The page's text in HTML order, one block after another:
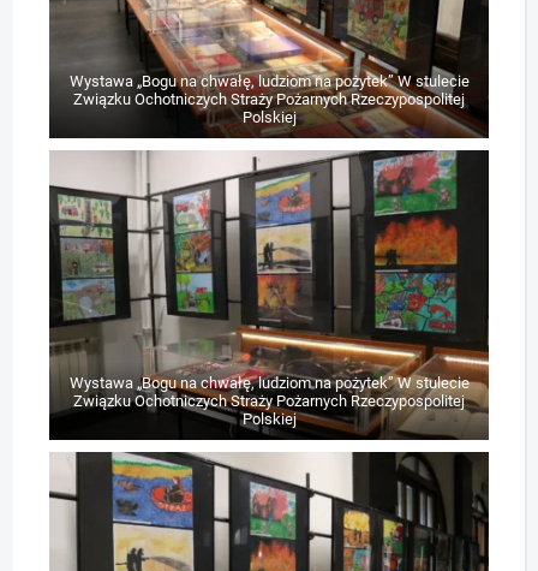
Wystawa „Bogu na chwałę, ludziom na pożytek” W stulecie
Związku Ochotniczych Straży Pożarnych Rzeczypospolitej
Polskiej
Wystawa „Bogu na chwałę, ludziom na pożytek” W stulecie
Związku Ochotniczych Straży Pożarnych Rzeczypospolitej
Polskiej